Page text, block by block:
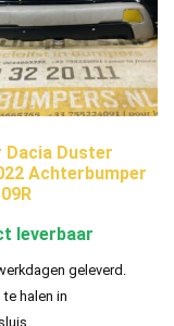
Dacia Duster
Achterbumper
leverbaar
geleverd.
te halen in